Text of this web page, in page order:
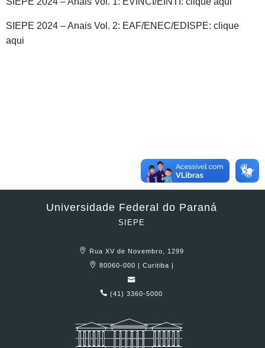
SIEPE 2024 – Anais Vol. 2: EAF/ENEC/EDISPE: clique
aqui
Universidade Federal do Paraná
SIEPE
Rua XV de Novembro, 1299
80060-000 | Curitiba |
(41) 3360-5000